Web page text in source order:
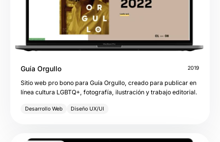
Guía Orgullo 2019
Sitio web pro bono para Guía Orgullo, creado para publicar en
línea cultura LGBTQ+, fotografía, ilustración y trabajo editorial.
Desarrollo Web Diseño UX/UI